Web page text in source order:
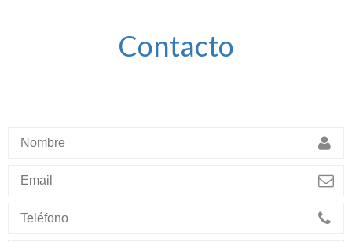
Contacto